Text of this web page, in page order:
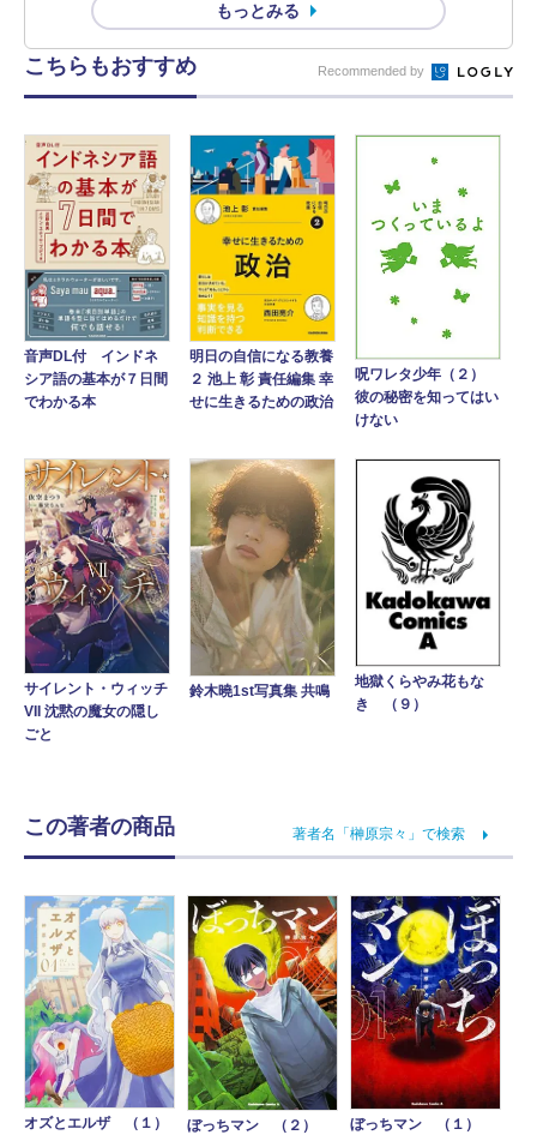
もっとみる
こちらもおすすめ Recommended by
音声DL付 インドネ
シア語の基本が７日間
でわかる本
明日の自信になる教養
２ 池上 彰 責任編集 幸
せに生きるための政治
呪ワレタ少年（２）
彼の秘密を知ってはい
けない
サイレント・ウィッチ
VII 沈黙の魔女の隠し
ごと
鈴木曉1st写真集 共鳴
地獄くらやみ花もな
き （９）
この著者の商品 著者名「榊原宗々」で検索
オズとエルザ （１）
ぼっちマン （２）
ぼっちマン （１）